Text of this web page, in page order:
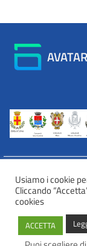
AVATAR
INFORMATIVA
Privacy e cookies
Informazioni sulla
Comunicazioni e
Usiamo i cookie
Cliccando
cookies
ACCETTA